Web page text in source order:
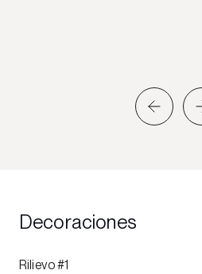
Decoraciones
Rilievo #1